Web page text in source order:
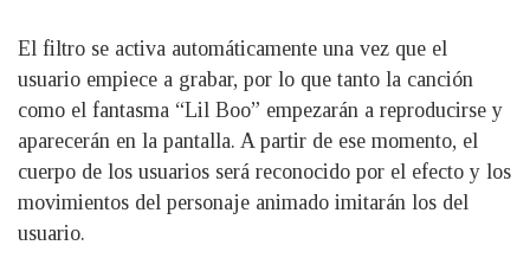
El filtro se activa automáticamente una vez que el
usuario empiece a grabar, por lo que tanto la canción
como el fantasma “Lil Boo” empezarán a reproducirse y
aparecerán en la pantalla. A partir de ese momento, el
cuerpo de los usuarios será reconocido por el efecto y los
movimientos del personaje animado imitarán los del
usuario.